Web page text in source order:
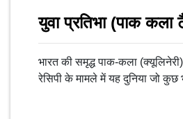
युवा प्रतिभा (पाक कला
भारत की समृद्ध पाक-कला
रेसिपी के मामले में यह दुनिया जो